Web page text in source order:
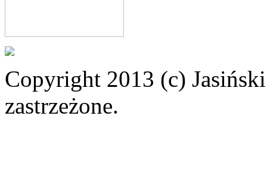
Copyright 2013 (c)
zastrzeżone.